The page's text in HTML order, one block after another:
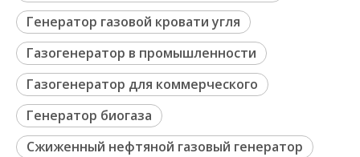
Генератор газовой кровати угля
Газогенератор в промышленности
Газогенератор для коммерческого
Генератор биогаза
Сжиженный нефтяной газовый генератор